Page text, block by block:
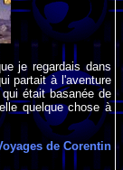
je regardais dans
partait à l'aventure
était basanée de
quelque chose à
de Corentin